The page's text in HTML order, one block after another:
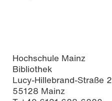
Foto: ©Hochschule Mainz
Hochschule Mainz
Bibliothek
Lucy-Hillebrand-Straße 2
55128 Mainz